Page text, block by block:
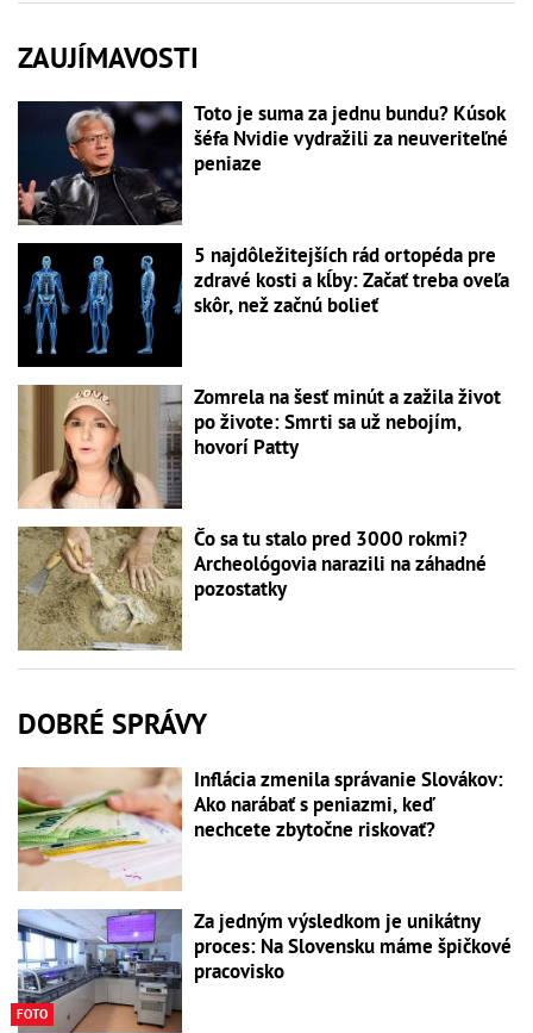
ZAUJÍMAVOSTI
Toto je suma za jednu bundu? Kúsok
šéfa Nvidie vydražili za neuveriteľné
peniaze
5 najdôležitejších rád ortopéda pre
zdravé kosti a kĺby: Začať treba oveľa
skôr, než začnú bolieť
Zomrela na šesť minút a zažila život
po živote: Smrti sa už nebojím,
hovorí Patty
Čo sa tu stalo pred 3000 rokmi?
Archeológovia narazili na záhadné
pozostatky
DOBRÉ SPRÁVY
Inflácia zmenila správanie Slovákov:
Ako narábať s peniazmi, keď
nechcete zbytočne riskovať?
FOTO
Za jedným výsledkom je unikátny
proces: Na Slovensku máme špičkové
pracovisko